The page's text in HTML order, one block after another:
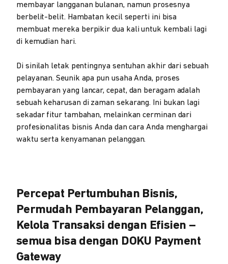
membayar langganan bulanan, namun prosesnya
berbelit-belit. Hambatan kecil seperti ini bisa
membuat mereka berpikir dua kali untuk kembali lagi
di kemudian hari.
Di sinilah letak pentingnya sentuhan akhir dari sebuah
pelayanan. Seunik apa pun usaha Anda, proses
pembayaran yang lancar, cepat, dan beragam adalah
sebuah keharusan di zaman sekarang. Ini bukan lagi
sekadar fitur tambahan, melainkan cerminan dari
profesionalitas bisnis Anda dan cara Anda menghargai
waktu serta kenyamanan pelanggan.
Percepat Pertumbuhan Bisnis,
Permudah Pembayaran Pelanggan,
Kelola Transaksi dengan Efisien –
semua bisa dengan DOKU Payment
Gateway